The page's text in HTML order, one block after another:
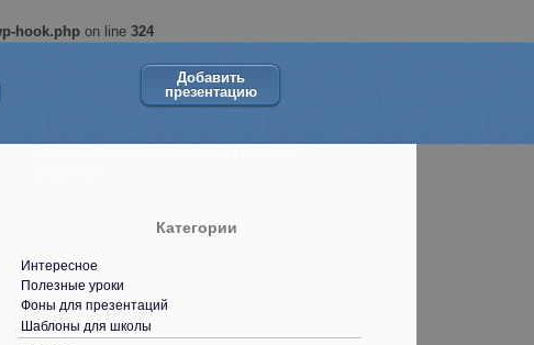
hook.php on line 324
Добавить
презентацию
Категории
Интересное
Полезные уроки
Фоны для презентаций
Шаблоны для школы